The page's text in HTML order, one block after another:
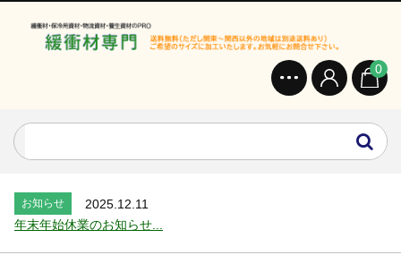
0
オンラインショップを開設いたしました。...
お知らせ
2026.7.24
お知らせ
2025.12.11
年末年始休業のお知らせ...